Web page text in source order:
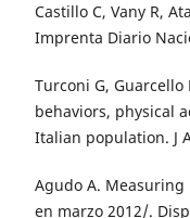
Castillo C, Vany R,
Imprenta Diario
Turconi G, Guarcello
behaviors, physical
Italian population. J
Agudo A.
en marzo 2012/.